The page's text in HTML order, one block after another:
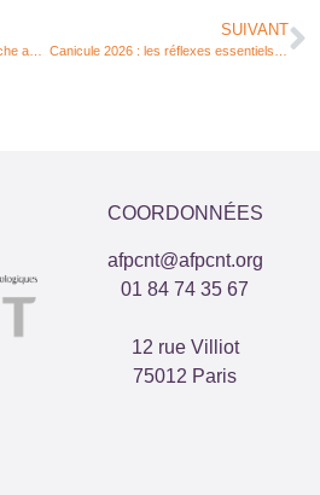
SUIVANT
COORDONNÉES
afpcnt@afpcnt.org
01 84 74 35 67
12 rue Villiot
75012 Paris